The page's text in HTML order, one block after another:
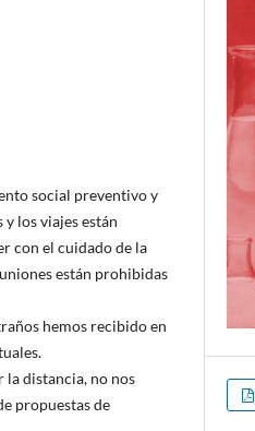
social preventivo y
los viajes están
con el cuidado de la
están prohibidas
hemos recibido en
la distancia, no nos
propuestas de